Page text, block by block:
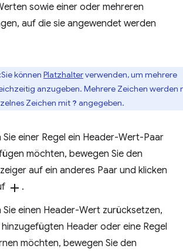
sowie einer oder mehreren
auf die sie angewendet werden
:Sie können Platzhalterverwenden, um mehrere
anzugeben. Mehrere Zeichen werden
Zeichen mit ? angegeben.
Sie einer Regel ein Header-Wert-Paar
möchten, bewegen Sie den
auf ein anderes Paar und klicken
add .
Sie einen Header-Wert zurücksetzen,
hinzugefügten Header oder eine Regel
möchten, bewegen Sie den